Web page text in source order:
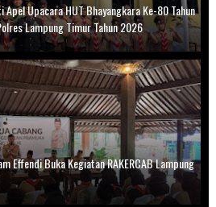
Upacara HUT Bhayangkara Ke-80 Tahun
Lampung Timur Tahun 2026
Effendi Buka Kegiatan RAKERCAB Lampung